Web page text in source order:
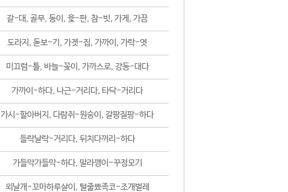
갈-대, 골무, 동이, 윷-판, 참-빗, 가게, 가끔
도라지, 돋보-기, 가겟-집, 가까이, 가락-엿
미끄럼-틀, 바늘-꽂이, 가까스로, 강동-대다
가까이-하다, 나근-거리다, 타닥-거리다
가시-할아버지, 다람쥐-원숭이, 갈팡질팡-하다
들락날락-거리다, 뒤치다꺼리-하다
가들막가들막-하다, 말라깽이-꾸정모기
외날개-꼬마하루살이, 털줄뾰족코-조개벌레